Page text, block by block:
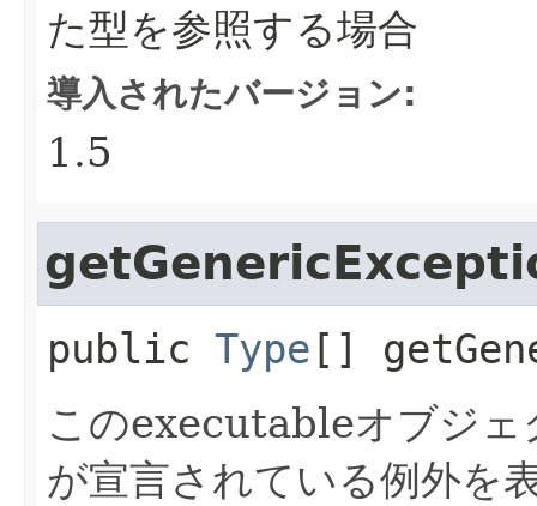
た型を参照する場合
導入されたバージョン:
1.5
public Type []
このexecutableオブジェ
が宣言されている例外を